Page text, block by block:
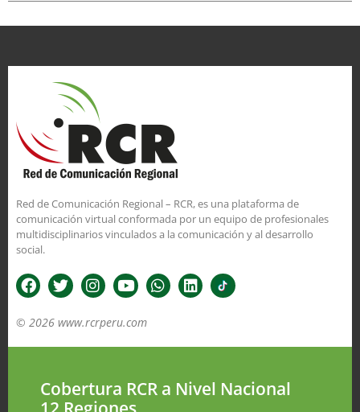
Red de Comunicación Regional – RCR, es una plataforma de
comunicación virtual conformada por un equipo de profesionales
multidisciplinarios vinculados a la comunicación y al desarrollo
social.
© 2026 www.rcrperu.com
Cobertura RCR a Nivel Nacional